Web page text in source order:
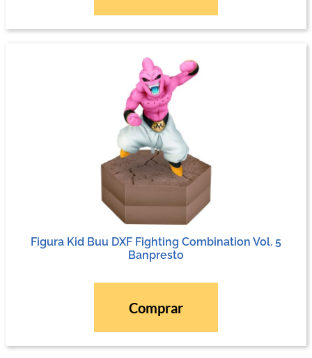
Figura Kid Buu DXF Fighting Combination Vol. 5
Banpresto
Comprar